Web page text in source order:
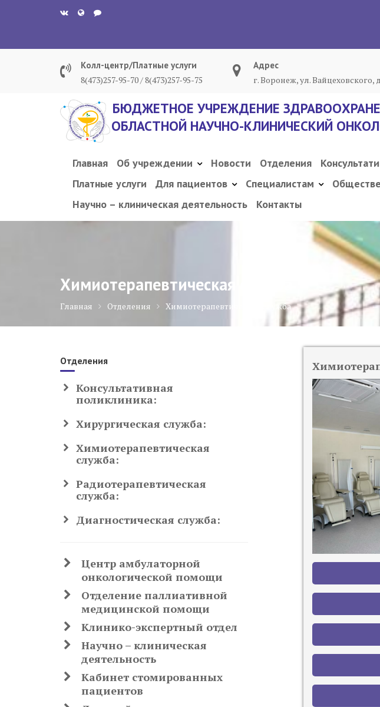
Колл-центр/Платные услуги
8(473)257-95-70 / 8(473)257-95-75
Адрес
г. Воронеж, ул. Вайцеховского,
БЮДЖЕТНОЕ УЧРЕЖДЕНИЕ
ОБЛАСТНОЙ НАУЧНО-КЛИНИЧЕСКИЙ
Главная Об учреждении Новости Отделения
Платные услуги
Для пациентов Специалистам
Научно – клиническая деятельность
Контакты
Химиотерапевтическая служба
Главная Отделения Химиотерапевтическая служба
Отделения
Консультативная
поликлиника:
Хирургическая служба:
Химиотерапевтическая
служба:
Радиотерапевтическая
служба:
Диагностическая служба:
Центр амбулаторной
онкологической помощи
Отделение паллиативной
медицинской помощи
Клинико-экспертный отдел
Научно – клиническая
деятельность
Кабинет стомированных
пациентов